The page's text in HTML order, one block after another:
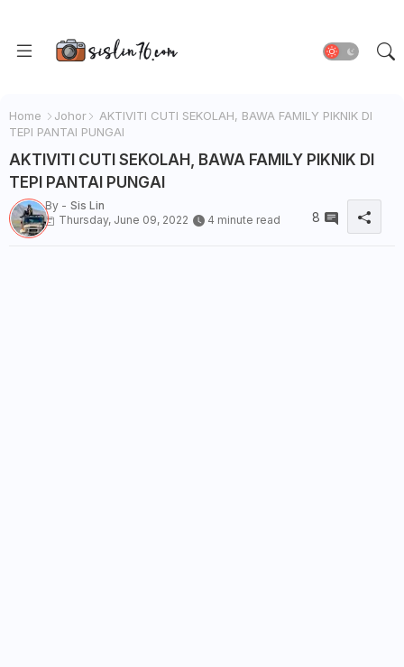
Home Johor
AKTIVITI CUTI SEKOLAH, BAWA FAMILY PIKNIK DI
TEPI PANTAI PUNGAI
AKTIVITI CUTI SEKOLAH, BAWA FAMILY PIKNIK DI
TEPI PANTAI PUNGAI
By - Sis Lin
Thursday, June 09, 2022
4 minute read 8